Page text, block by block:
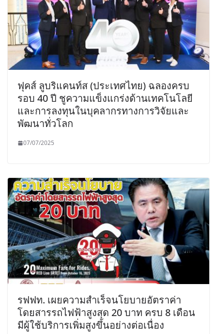
ฟุคส์ ลูบริแคนท์ส (ประเทศไทย) ฉลองครบ
รอบ 40 ปี ชูความแข็งแกร่งด้านเทคโนโลยี
และการลงทุนในบุคลากรทางการวิจัยและ
พัฒนาทั่วโลก
07/07/2025
รฟฟท. เผยความสำเร็จนโยบายอัตราค่า
โดยสารรถไฟฟ้าสูงสุด 20 บาท ครบ 8 เดือน
มีผู้ใช้บริการเพิ่มสูงขึ้นอย่างต่อเนื่อง